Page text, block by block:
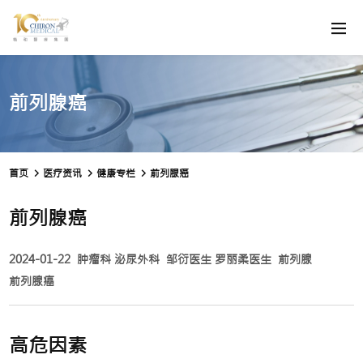
前列腺癌
首页 医疗资讯 健康专栏 前列腺癌
前列腺癌
2024-01-22 肿瘤科 泌尿外科 邹衍医生 罗丽柔医生 前列腺
前列腺癌
高危因素